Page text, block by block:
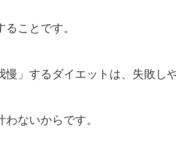
ことです。
」するダイエットは、失敗し
わないからです。